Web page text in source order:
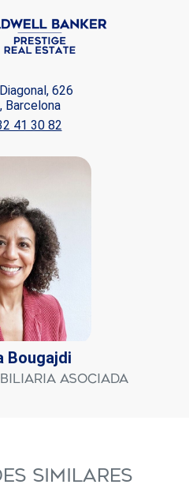
626
Barcelona
41 30 82
Bougajdi
Asociada
SIMILARES